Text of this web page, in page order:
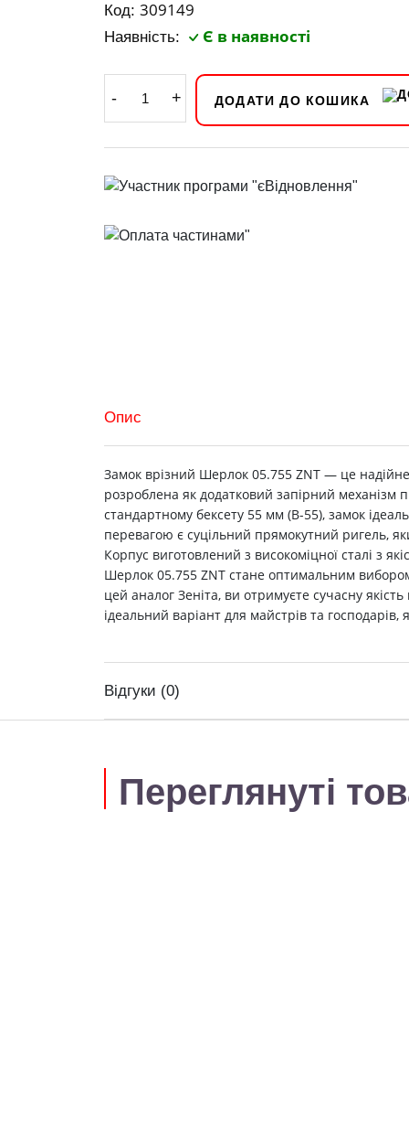
Код: 309149
Наявність: Є в наявності
- + ДОДАТИ ДО КОШИКА
Опис
Замок врізний Шерлок 05.755 ZNT — це
розроблена як додатковий запірний механізм
стандартному бексету 55 мм (В-55), замок
перевагою є суцільний прямокутний ригель,
Корпус виготовлений з високоміцної сталі з
Шерлок 05.755 ZNT стане оптимальним
цей аналог Зеніта, ви отримуєте сучасну
ідеальний варіант для майстрів та господарів,
Відгуки (0)
Переглянуті